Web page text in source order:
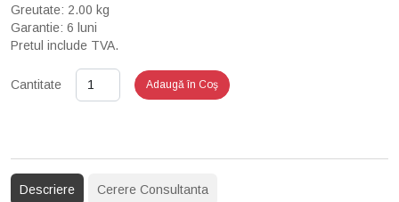
Greutate: 2.00 kg
Garantie: 6 luni
Pretul include TVA.
Cantitate Adaugă în Coş
Descriere Cerere Consultanta